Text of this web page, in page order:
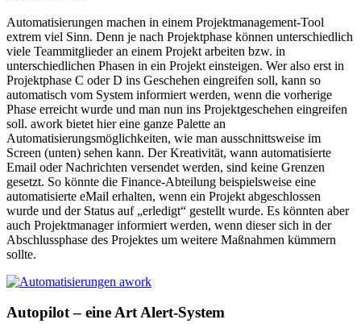
Automatisierungen machen in einem Projektmanagement-Tool
extrem viel Sinn. Denn je nach Projektphase können unterschiedlich
viele Teammitglieder an einem Projekt arbeiten bzw. in
unterschiedlichen Phasen in ein Projekt einsteigen. Wer also erst in
Projektphase C oder D ins Geschehen eingreifen soll, kann so
automatisch vom System informiert werden, wenn die vorherige
Phase erreicht wurde und man nun ins Projektgeschehen eingreifen
soll. awork bietet hier eine ganze Palette an
Automatisierungsmöglichkeiten, wie man ausschnittsweise im
Screen (unten) sehen kann. Der Kreativität, wann automatisierte
Email oder Nachrichten versendet werden, sind keine Grenzen
gesetzt. So könnte die Finance-Abteilung beispielsweise eine
automatisierte eMail erhalten, wenn ein Projekt abgeschlossen
wurde und der Status auf „erledigt“ gestellt wurde. Es könnten aber
auch Projektmanager informiert werden, wenn dieser sich in der
Abschlussphase des Projektes um weitere Maßnahmen kümmern
sollte.
Autopilot – eine Art Alert-System